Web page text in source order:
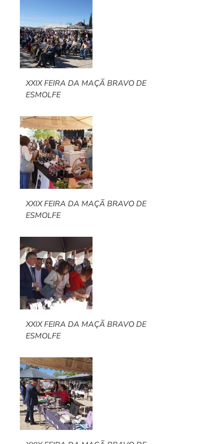
XXIX FEIRA DA MAÇÃ BRAVO DE
ESMOLFE
XXIX FEIRA DA MAÇÃ BRAVO DE
ESMOLFE
XXIX FEIRA DA MAÇÃ BRAVO DE
ESMOLFE